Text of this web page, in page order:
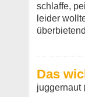
schlaffe,
leider
Das
juggernaut